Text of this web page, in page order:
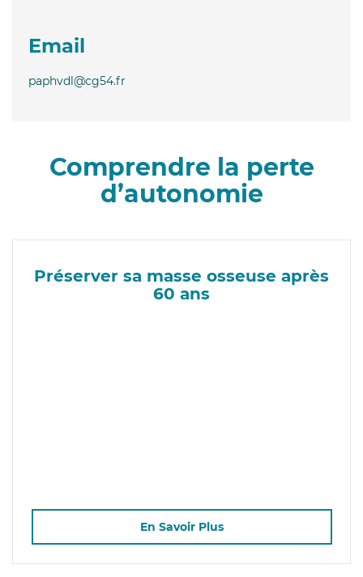
Email
paphvdl@cg54.fr
Comprendre la perte
d’autonomie
Préserver sa masse osseuse après
60 ans
En Savoir Plus